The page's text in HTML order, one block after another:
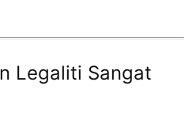
Legaliti Sangat